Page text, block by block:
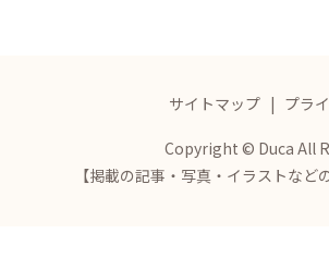
サイトマップ プラ
Copyright © Duca All
【掲載の記事・写真・イラストな